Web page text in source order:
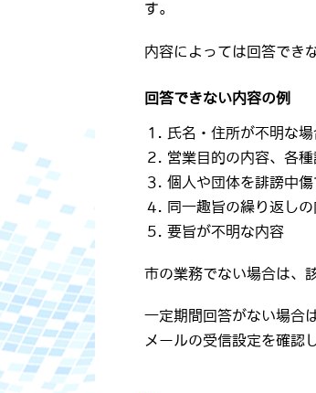
す。
内容によっては回答でき
回答できない内容の例
氏名・住所が不明な
営業目的の内容、各
個人や団体を誹謗中
同一趣旨の繰り返し
要旨が不明な内容
市の業務でない場合は、
一定期間回答がない場合
メールの受信設定を確認